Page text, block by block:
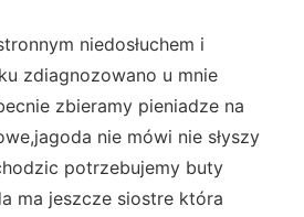
niedosłuchem i
zdiagnozowano u mnie
zbieramy pieniadze na
nie mówi nie słyszy
potrzebujemy buty
ma jeszcze siostre która